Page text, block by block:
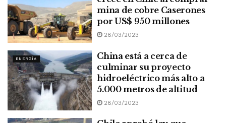
mina de cobre Caserones
por US$ 950 millones
28/03/2023
ENERGÍA
China está a cerca de
culminar su proyecto
hidroeléctrico más alto a
5.000 metros de altitud
28/03/2023